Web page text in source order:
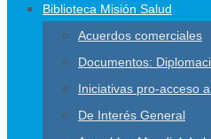
Biblioteca Misión Salud
Acuerdos comerciales
Documentos:
Iniciativas pro-acceso
De Interés General